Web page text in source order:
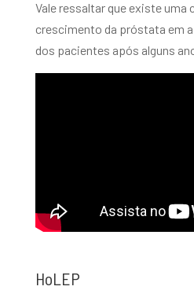
Vale ressaltar que existe uma
crescimento da próstata em
dos pacientes após alguns
HoLEP